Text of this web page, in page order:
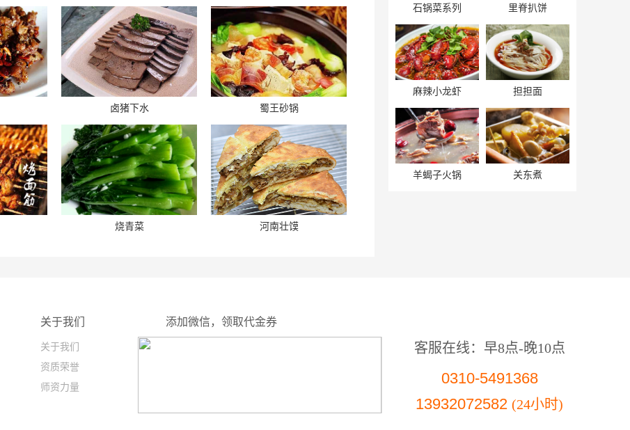
卤猪下水 蜀王砂锅
烧青菜 河南壮馍
石锅菜系列 里脊扒饼
麻辣小龙虾 担担面
羊蝎子火锅 关东煮
关于我们
关于我们
资质荣誉
师资力量
添加微信，领取代金券
客服在线：早8点-晚10点
0310-5491368
13932072582 (24小时)